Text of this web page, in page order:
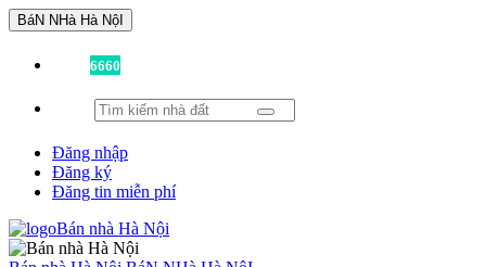
BáN NHà Hà NộI
6660
Đăng nhập
Đăng ký
Đăng tin miễn phí